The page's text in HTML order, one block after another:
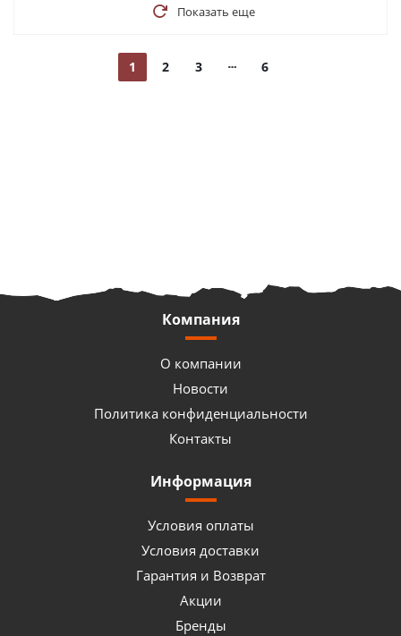
Показать еще
1 2 3 6
Компания
О компании
Новости
Политика конфиденциальности
Контакты
Информация
Условия оплаты
Условия доставки
Гарантия и Возврат
Акции
Бренды